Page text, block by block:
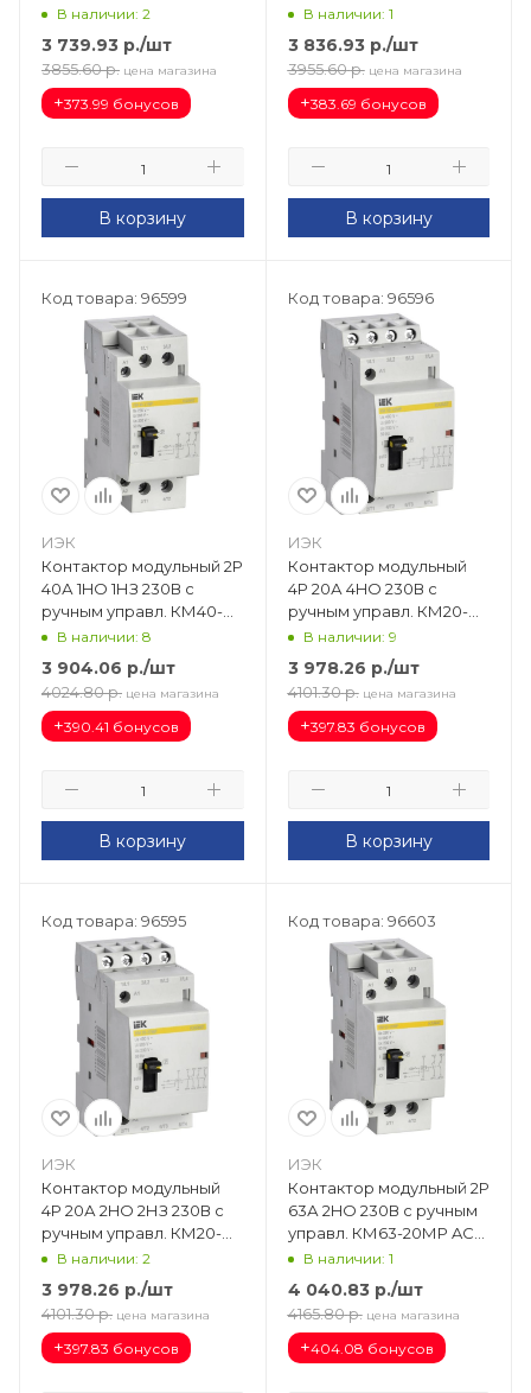
22МР AC KARAT MKK12-
В наличии: 2
3 739.93 р./шт
3855.60 р. цена магазина
+373.99 бонусов
В корзину
40МР AC KARAT MKK22-
В наличии: 1
3 836.93р./шт
3955.60 р. цена магазина
+383.69 бонусов
В корзину
Код товара: 96599
ИЭК
Контактор модульный 2Р
40А 1HO 1НЗ 230В с
ручным управл. КМ40-
11МР AC KARAT MKK12-40-
В наличии: 8
3 904.06 р./шт
4024.80 р. цена магазина
+390.41 бонусов
В корзину
Код товара: 96596
ИЭК
Контактор модульный
4Р 20А 4HO 230В с
ручным управл. КМ20-
40МР AC KARAT MKK12-
В наличии: 9
3 978.26 р./шт
4101.30 р. цена магазина
+397.83 бонусов
В корзину
Код товара: 96595
ИЭК
Контактор модульный
4Р 20А 2HO 2НЗ 230В с
ручным управл. КМ20-
22МР AC KARAT MKK12-
В наличии: 2
3 978.26 р./шт
4101.30 р. цена магазина
+397.83 бонусов
Код товара: 96603
ИЭК
Контактор модульный 2Р
63А 2HO 230В с ручным
управл. КМ63-20МР AC
KARAT MKK12-63-20
В наличии: 1
4 040.83р./шт
4165.80 р. цена магазина
+404.08 бонусов